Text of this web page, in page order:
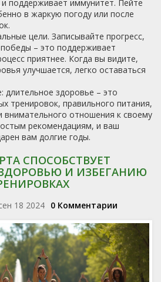
поддерживает иммунитет. Пейте
в жаркую погоду или после
цели. Записывайте прогресс,
– это поддерживает
приятнее. Когда вы видите,
улучшается, легко оставаться
длительное здоровье – это
тренировок, правильного питания,
внимательного отношения к своему
рекомендациям, и ваш
вам долгие годы.
СПОСОБСТВУЕТ
И ИЗБЕГАНИЮ
18 2024 0 Комментарии